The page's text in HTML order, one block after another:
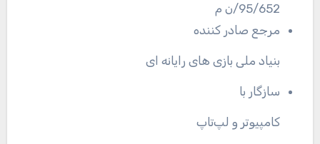
95/652/ن م
مرجع صادر کننده
بنیاد ملی بازی های رایانه ای
سازگار با
کامپیوتر و لپ‌تاپ